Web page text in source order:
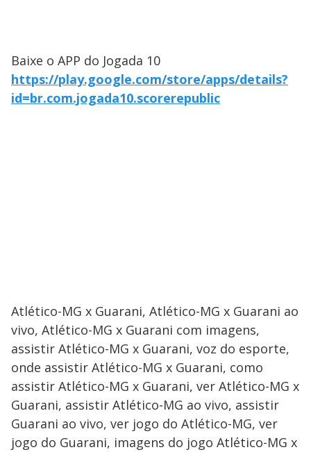
Baixe o APP do Jogada 10
https://play.google.com/store/apps/details?
id=br.com.jogada10.scorerepublic
Atlético-MG x Guarani, Atlético-MG x Guarani ao
vivo, Atlético-MG x Guarani com imagens,
assistir Atlético-MG x Guarani, voz do esporte,
onde assistir Atlético-MG x Guarani, como
assistir Atlético-MG x Guarani, ver Atlético-MG x
Guarani, assistir Atlético-MG ao vivo, assistir
Guarani ao vivo, ver jogo do Atlético-MG, ver
jogo do Guarani, imagens do jogo Atlético-MG x